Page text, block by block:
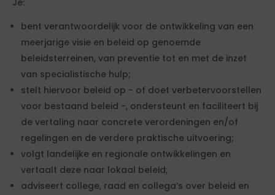
Je:
bent verantwoordelijk voor de ontwikkeling van een
meerjarige visie en beleid op genoemde
beleidsterreinen, van preventie tot en met de inzet
van specialistische hulp;
stelt hiervoor beleid op - of doet verbetervoorstellen
voor bestaand beleid -, ondersteunt en faciliteert bij
de vertaling naar concrete verordeningen en/of
regelingen en de verdere praktische uitvoering;
volgt landelijke en regionale ontwikkelingen en
vertaalt deze naar lokaal beleid;
adviseert college, raad en collega’s over beleid en